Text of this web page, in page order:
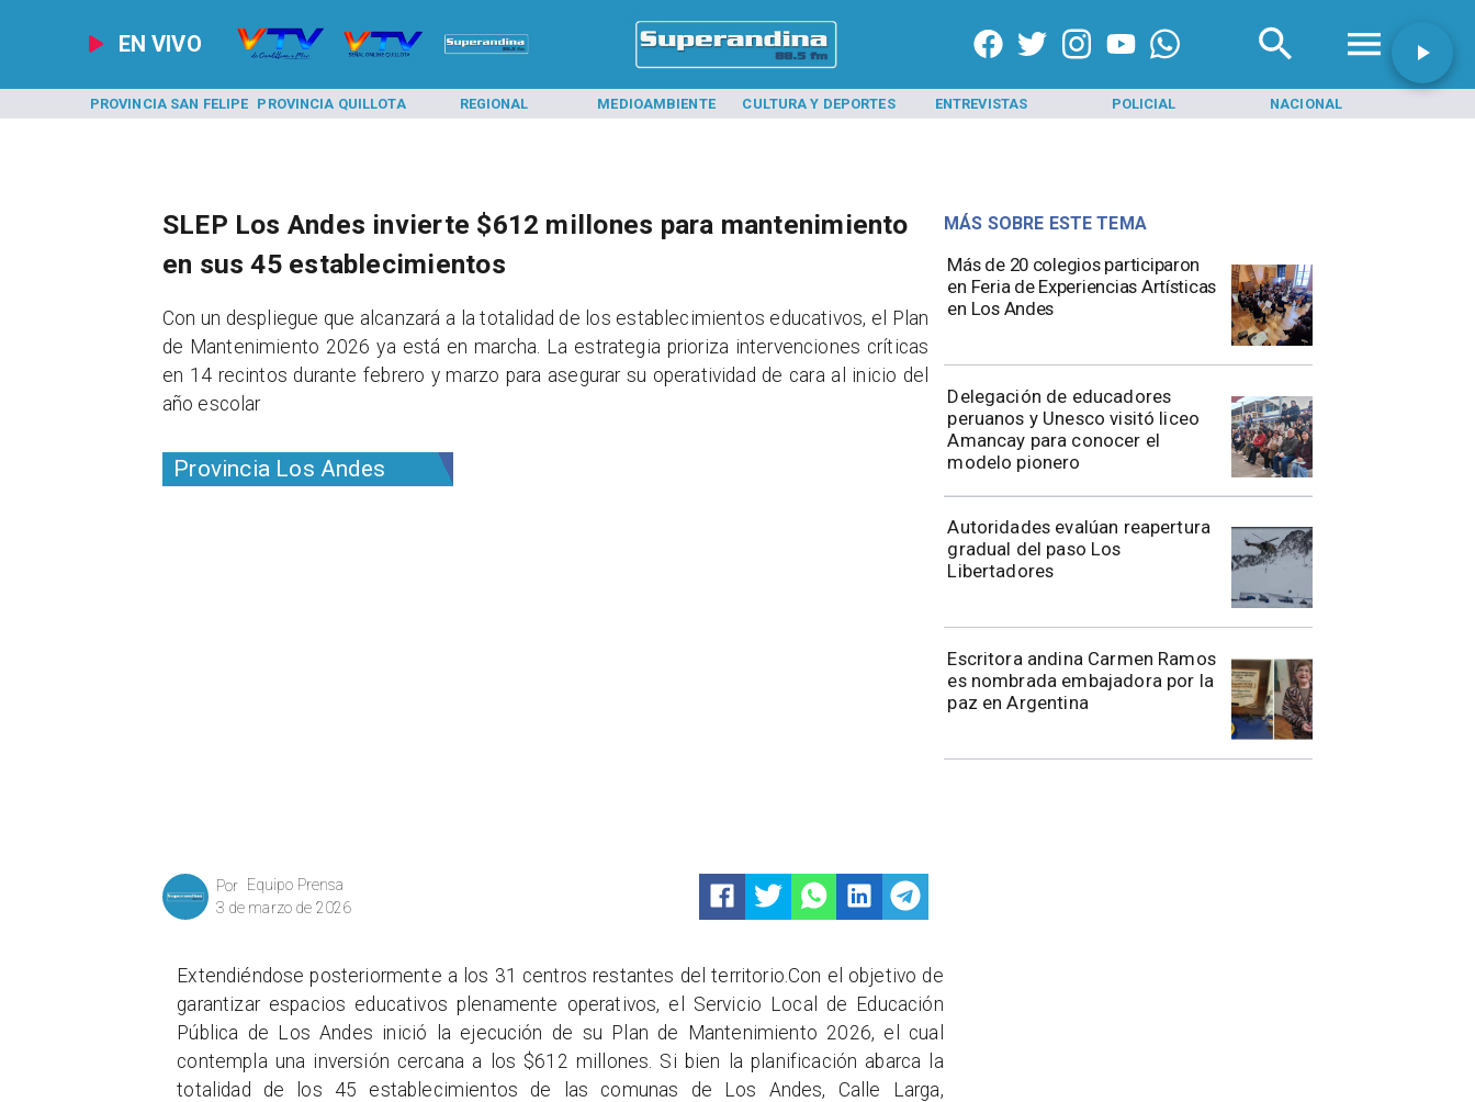
EN VIVO
PROVINCIA SAN FELIPE PROVINCIA QUILLOTA REGIONAL MEDIOAMBIENTE CULTURA Y DEPORTES ENTREVISTAS POLICIAL NACIONAL
Provincia Los Andes
Equipo Prensa
Por
3 de marzo de 2026
Más de 20 colegios participaron
en Feria de Experiencias Artísticas
en Los Andes
Delegación de educadores
peruanos y Unesco visitó liceo
Amancay para conocer el
modelo pionero
​​Autoridades evalúan reapertura
gradual del paso Los
Libertadores
Escritora andina Carmen Ramos
es nombrada embajadora por la
paz en Argentina
MÁS SOBRE ESTE TEMA
SLEP Los Andes invierte $612 millones para mantenimiento
en sus 45 establecimientos
​Con un despliegue que alcanzará a la totalidad de los establecimientos educativos, el Plan
de Mantenimiento 2026 ya está en marcha. La estrategia prioriza intervenciones críticas
en 14 recintos durante febrero y marzo para asegurar su operatividad de cara al inicio del
año escolar
​Extendiéndose posteriormente a los 31 centros restantes del territorio.Con el objetivo de
garantizar espacios educativos plenamente operativos, el Servicio Local de Educación
Pública de Los Andes inició la ejecución de su Plan de Mantenimiento 2026, el cual
contempla una inversión cercana a los $612 millones. Si bien la planificación abarca la
totalidad de los 45 establecimientos de las comunas de Los Andes, Calle Larga,